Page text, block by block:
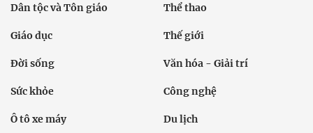
Dân tộc và Tôn giáo Thể thao
Giáo dục Thế giới
Đời sống Văn hóa - Giải trí
Sức khỏe Công nghệ
Ô tô xe máy Du lịch